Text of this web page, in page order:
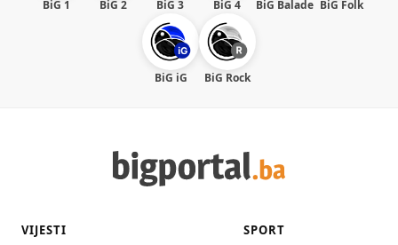
BiG 1 BiG 2 BiG 3 BiG 4 BiG Balade BiG Folk
BiG iG BiG Rock
VIJESTI SPORT